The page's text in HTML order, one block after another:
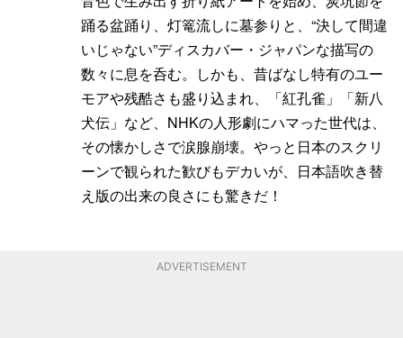
踊る盆踊り、灯篭流しに墓参りと、“決して間違
いじゃない”ディスカバー・ジャパンな描写の
数々に息を呑む。しかも、昔ばなし特有のユー
モアや残酷さも盛り込まれ、「紅孔雀」「新八
犬伝」など、NHKの人形劇にハマった世代は、
その懐かしさで涙腺崩壊。やっと日本のスクリ
ーンで観られた歓びもデカいが、日本語吹き替
え版の出来の良さにも驚きだ！
ADVERTISEMENT